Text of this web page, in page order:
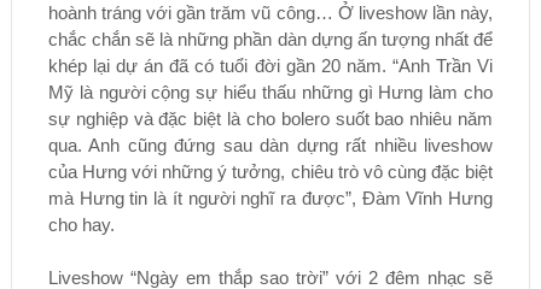
hoành tráng với gần trăm vũ công… Ở liveshow lần này,
chắc chắn sẽ là những phần dàn dựng ấn tượng nhất để
khép lại dự án đã có tuổi đời gần 20 năm. “Anh Trần Vi
Mỹ là người cộng sự hiểu thấu những gì Hưng làm cho
sự nghiệp và đặc biệt là cho bolero suốt bao nhiêu năm
qua. Anh cũng đứng sau dàn dựng rất nhiều liveshow
của Hưng với những ý tưởng, chiêu trò vô cùng đặc biệt
mà Hưng tin là ít người nghĩ ra được”, Đàm Vĩnh Hưng
cho hay.
Liveshow “Ngày em thắp sao trời” với 2 đêm nhạc sẽ